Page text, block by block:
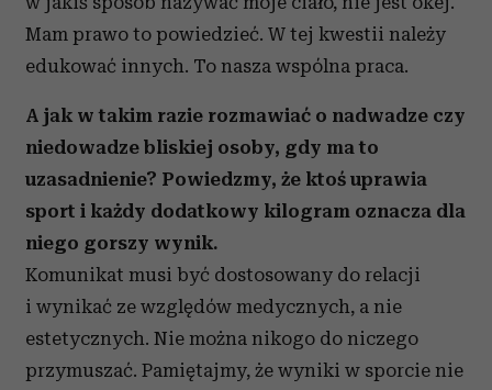
Mam prawo to powiedzieć. W tej kwestii należy
edukować innych. To nasza wspólna praca.
A jak w takim razie rozmawiać o nadwadze czy
niedowadze bliskiej osoby, gdy ma to
uzasadnienie? Powiedzmy, że ktoś uprawia
sport i każdy dodatkowy kilogram oznacza dla
niego gorszy wynik.
Komunikat musi być dostosowany do relacji
i wynikać ze względów medycznych, a nie
estetycznych. Nie można nikogo do niczego
przymuszać. Pamiętajmy, że wyniki w sporcie nie